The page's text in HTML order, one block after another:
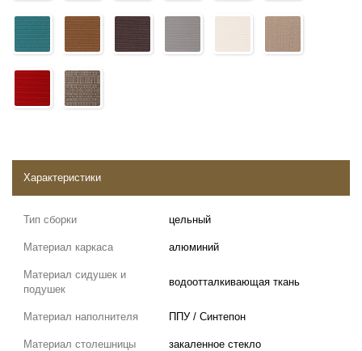
Характеристики
Тип сборки цельный
Материал каркаса алюминий
Материал сидушек и
подушек
водоотталкивающая ткань
Материал наполнителя ППУ / Синтепон
Материал столешницы закаленное стекло